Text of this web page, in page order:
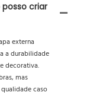
criar
externa
a durabilidade
decorativa.
mas
caso